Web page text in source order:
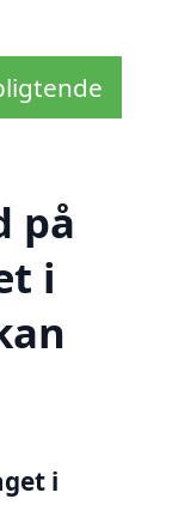
på
i
i